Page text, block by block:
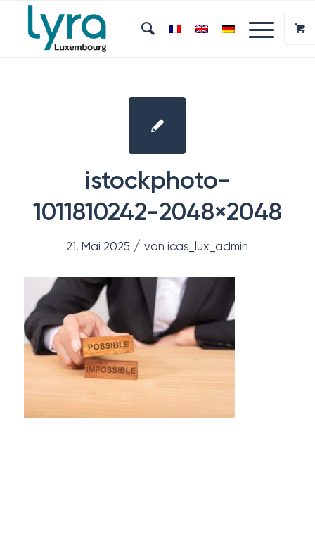
istockphoto-
1011810242-2048×2048
21. Mai 2025 / vonicas_lux_admin